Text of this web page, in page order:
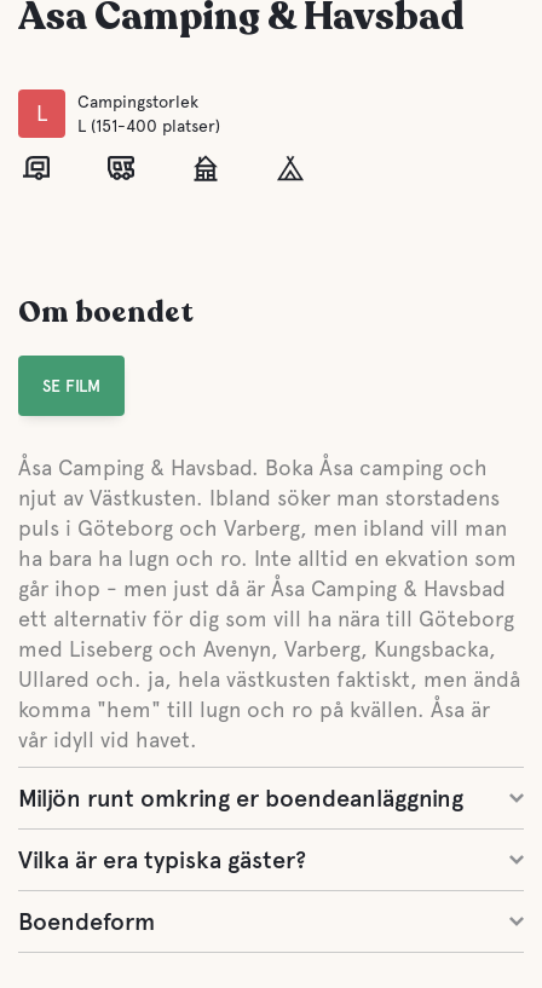
Åsa Camping & Havsbad
L
Campingstorlek
L (151-400 platser)
Om boendet
SE FILM
Åsa Camping & Havsbad. Boka Åsa camping och
njut av Västkusten. Ibland söker man storstadens
puls i Göteborg och Varberg, men ibland vill man
ha bara ha lugn och ro. Inte alltid en ekvation som
går ihop - men just då är Åsa Camping & Havsbad
ett alternativ för dig som vill ha nära till Göteborg
med Liseberg och Avenyn, Varberg, Kungsbacka,
Ullared och. ja, hela västkusten faktiskt, men ändå
komma "hem" till lugn och ro på kvällen. Åsa är
vår idyll vid havet.
Miljön runt omkring er boendeanläggning
Vilka är era typiska gäster?
Boendeform